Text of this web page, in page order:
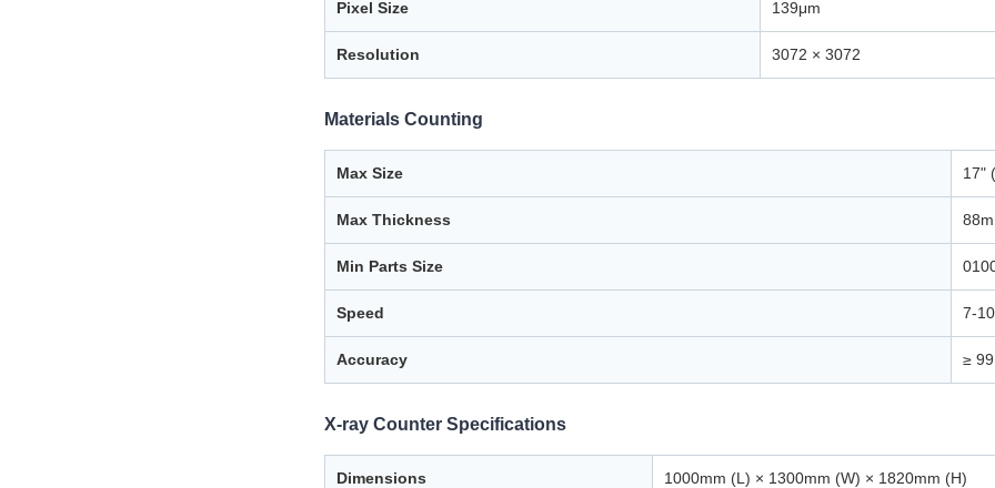
Pixel Size 139μm
Resolution 3072 × 3072
Materials Counting
Max Size 17"
Max Thickness
Min Parts Size
Speed 7-
Accuracy ≥
X-ray Counter Specifications
Dimensions 1000mm (L) × 1300mm (W) × 1820mm (H)